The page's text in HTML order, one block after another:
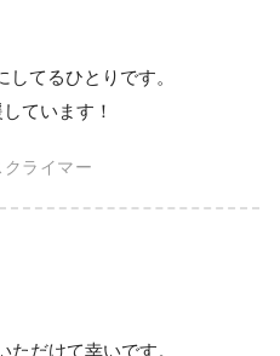
てるひとりです。
ています！
ライマー
だけて幸いです。